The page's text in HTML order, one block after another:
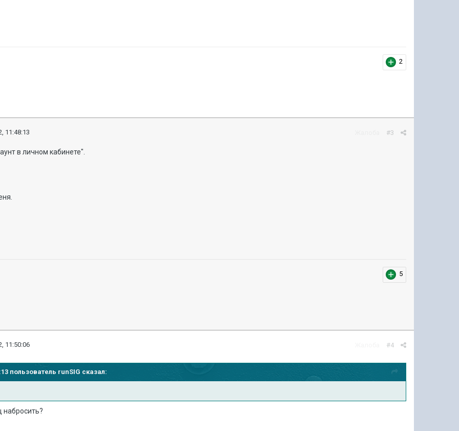
2
#3
11:48:13
в личном кабинете".
5
#4
11:50:06
пользователь runSIG сказал:
набросить?